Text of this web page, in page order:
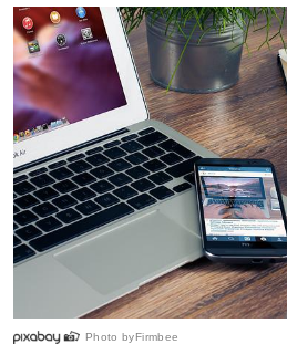
Photo byFirmbee